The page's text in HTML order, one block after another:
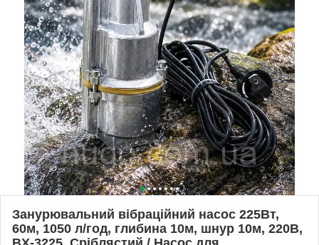
Занурювальний вібраційний насос 225Вт,
60м, 1050 л/год, глибина 10м, шнур 10м, 220В,